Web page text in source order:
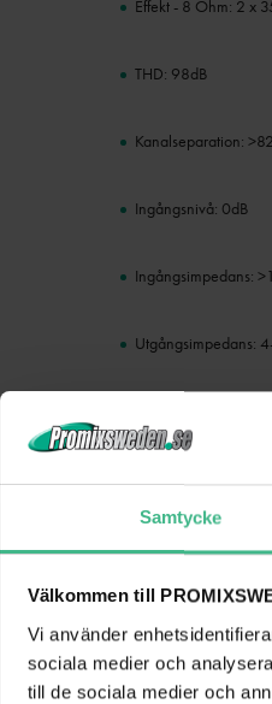
Samtycke
Välkommen till
Vi använder
sociala medier och
till de sociala medier och
Effekt - 8 Ohm: 2 x
THD: 98dB
Kanalseparation:
Ingångsnivå: 0dB
Ingångsimpedans:
Utgångsimpedans:
Mått och vikt
Vikt 4,4 kg